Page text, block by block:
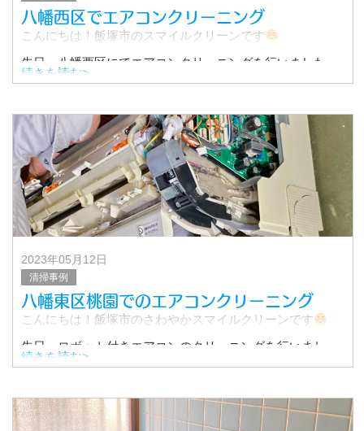
八幡西区でエアコンクリーニング
こんにちは！飯塚市のスマイルクリーンです
先日、八幡西区にてエアコンクリーニングを行いました。
その時の作業の様子をご紹介します！
続きを読む>
2023年05月12日
清掃事例
八幡東区桃園でのエアコンクリーニング
こんにちは！飯塚市のさわやかスマイルクリーンです
先日、ロボット付きエアコンのクリーニングを行いまし
た。
なんと、取付けから10年たったエアコン。
続きを読む>